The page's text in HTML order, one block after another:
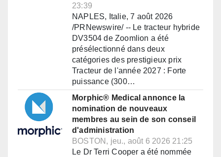
23:39
NAPLES, Italie, 7 août 2026
/PRNewswire/ -- Le tracteur hybride
DV3504 de Zoomlion a été
présélectionné dans deux
catégories des prestigieux prix
Tracteur de l'année 2027 : Forte
puissance (300…
Morphic® Medical annonce la
nomination de nouveaux
membres au sein de son conseil
d'administration
BOSTON, jeu., août 6 2026 21:25
Le Dr Terri Cooper a été nommée